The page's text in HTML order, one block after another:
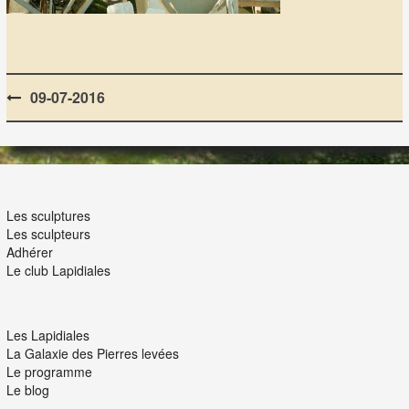
Post
navigation
09-07-2016
Les sculptures
Les sculpteurs
Adhérer
Le club Lapidiales
Les Lapidiales
La Galaxie des Pierres levées
Le programme
Le blog